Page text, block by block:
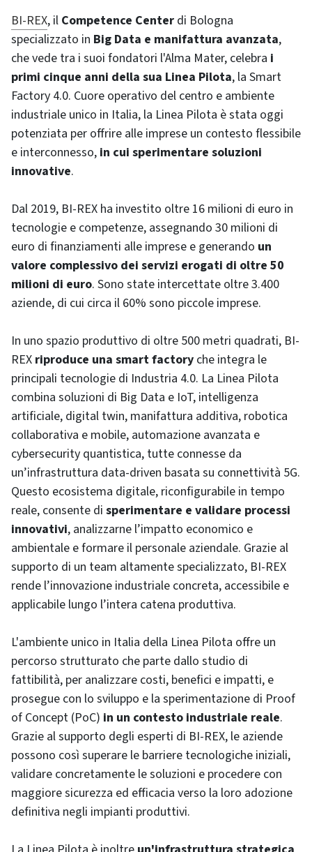
BI-REX, il Competence Center di Bologna
specializzato in Big Data e manifattura avanzata,
che vede tra i suoi fondatori l'Alma Mater, celebra i
primi cinque anni della sua Linea Pilota, la Smart
Factory 4.0. Cuore operativo del centro e ambiente
industriale unico in Italia, la Linea Pilota è stata oggi
potenziata per offrire alle imprese un contesto flessibile
e interconnesso, in cui sperimentare soluzioni
innovative.
Dal 2019, BI-REX ha investito oltre 16 milioni di euro in
tecnologie e competenze, assegnando 30 milioni di
euro di finanziamenti alle imprese e generando un
valore complessivo dei servizi erogati di oltre 50
milioni di euro. Sono state intercettate oltre 3.400
aziende, di cui circa il 60% sono piccole imprese.
In uno spazio produttivo di oltre 500 metri quadrati, BI-
REX riproduce una smart factory che integra le
principali tecnologie di Industria 4.0. La Linea Pilota
combina soluzioni di Big Data e IoT, intelligenza
artificiale, digital twin, manifattura additiva, robotica
collaborativa e mobile, automazione avanzata e
cybersecurity quantistica, tutte connesse da
un’infrastruttura data-driven basata su connettività 5G.
Questo ecosistema digitale, riconfigurabile in tempo
reale, consente di sperimentare e validare processi
innovativi, analizzarne l’impatto economico e
ambientale e formare il personale aziendale. Grazie al
supporto di un team altamente specializzato, BI-REX
rende l’innovazione industriale concreta, accessibile e
applicabile lungo l’intera catena produttiva.
L'ambiente unico in Italia della Linea Pilota offre un
percorso strutturato che parte dallo studio di
fattibilità, per analizzare costi, benefici e impatti, e
prosegue con lo sviluppo e la sperimentazione di Proof
of Concept (PoC) in un contesto industriale reale.
Grazie al supporto degli esperti di BI-REX, le aziende
possono così superare le barriere tecnologiche iniziali,
validare concretamente le soluzioni e procedere con
maggiore sicurezza ed efficacia verso la loro adozione
definitiva negli impianti produttivi.